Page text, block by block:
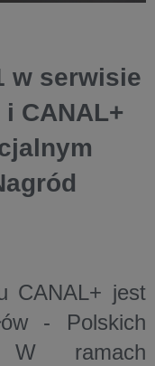
w serwisie
i CANAL+
CANAL+ jest
- Polskich
W ramach